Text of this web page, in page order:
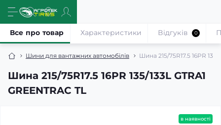
Шини для вантажних автомобілів Шина 215/75R17.5 16PR 135/
Шина 215/75R17.5 16PR 135/133L GTRA1
GREENTRAC TL
Все про товар Характеристики Відгуків 0
в наявності